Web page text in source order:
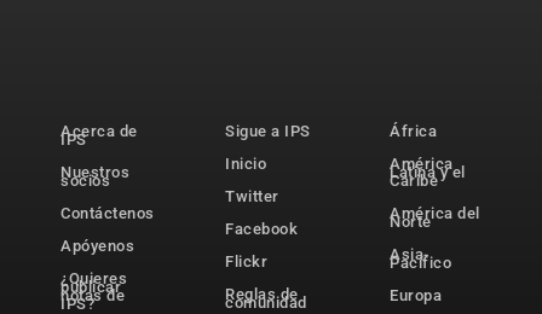
Acerca de
IPS
Nuestros
socios
Contáctenos
Apóyenos
¿Quieres
publicar
notas de
IPS?
Sigue a IPS
Inicio
Twitter
Facebook
Flickr
Reglas de
comunidad
África
América
Latina y el
Caribe
América del
Norte
Asia-
Pacífico
Europa